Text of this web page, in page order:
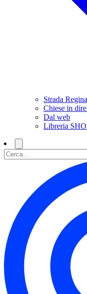
Strada
Chiese in
Dal web
Libreria